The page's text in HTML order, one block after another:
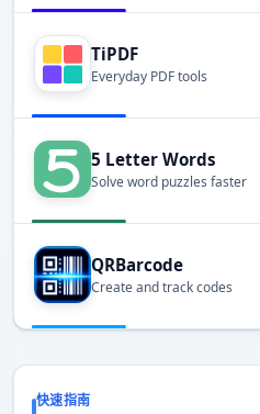
TiPDF
Everyday PDF tools
5 Letter Words
Solve word puzzles faster
QRBarcode
Create and track codes
快速指南